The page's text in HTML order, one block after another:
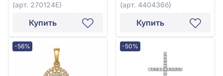
(арт. 270124Е)
Купить
(арт. 440436б)
Купить
-56% -50%